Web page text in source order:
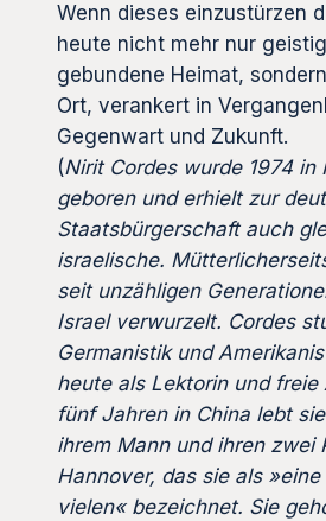
Wenn dieses einzustürzen
heute nicht mehr nur
gebundene Heimat,
Ort, verankert in
Gegenwart und Zukunft.
(Nirit Cordes wurde 1974 in
geboren und erhielt zur
Staatsbürgerschaft auch
israelische.
seit unzähligen
Israel verwurzelt. Cordes
Germanistik und
heute als Lektorin und freie
fünf Jahren in China lebt
ihrem Mann und ihren zwei
Hannover, das sie als
vielen« bezeichnet. Sie